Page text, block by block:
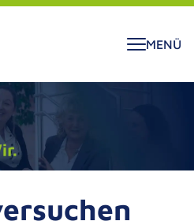
MENÜ